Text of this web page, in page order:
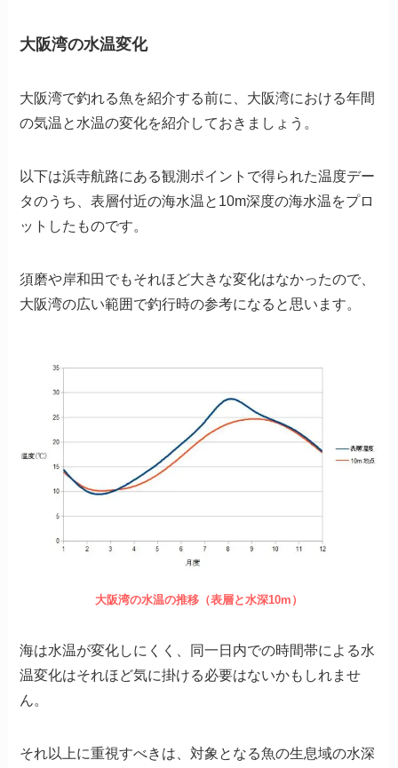
大阪湾の水温変化
大阪湾で釣れる魚を紹介する前に、大阪湾における年間
の気温と水温の変化を紹介しておきましょう。
以下は浜寺航路にある観測ポイントで得られた温度デー
タのうち、表層付近の海水温と10m深度の海水温をプロ
ットしたものです。
須磨や岸和田でもそれほど大きな変化はなかったので、
大阪湾の広い範囲で釣行時の参考になると思います。
大阪湾の水温の推移（表層と水深10m）
海は水温が変化しにくく、同一日内での時間帯による水
温変化はそれほど気に掛ける必要はないかもしれませ
ん。
それ以上に重視すべきは、対象となる魚の生息域の水深